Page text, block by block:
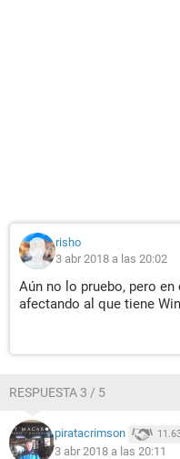
risho
3 abr 2018 a las 20:02
Aún no lo pruebo, pero
afectando al que tiene
RESPUESTA 3 / 5
piratacrimson
3 abr 2018 a las 20:11